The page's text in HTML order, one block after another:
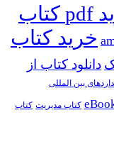
خرید pdf کتاب
خرید کتاب
دانلود کتاب از
بین المللی
کتاب مدیریت کتاب